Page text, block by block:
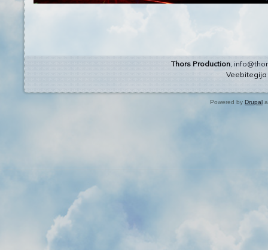
Thors Production,
Veebitegija
Powered by Drupal